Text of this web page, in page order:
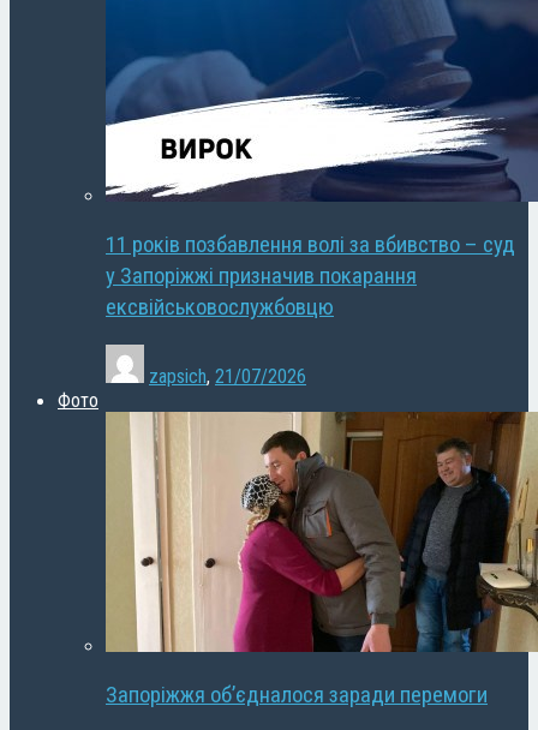
11 років позбавлення волі за вбивство – суд
у Запоріжжі призначив покарання
ексвійськовослужбовцю
zapsich, 21/07/2026
Фото
Запоріжжя об’єдналося заради перемоги